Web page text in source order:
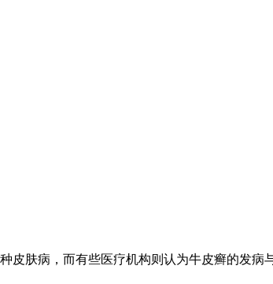
肤病，而有些医疗机构则认为牛皮癣的发病